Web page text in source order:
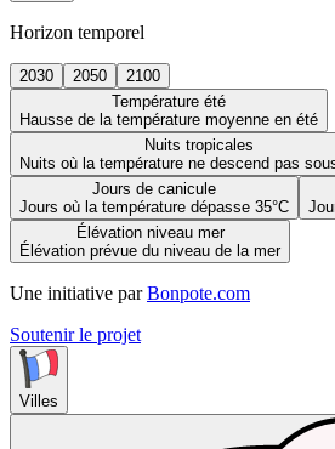
Horizon temporel
2030 2050
2100
Température été
Hausse de la température moyenne en été
Nuits tropicales
Nuits où la température ne descend pas
Jours de canicule
Jours où la température dépasse 35°C
Élévation niveau mer
Élévation prévue du niveau de la mer
Une initiative par Bonpote.com
Soutenir le projet
Villes